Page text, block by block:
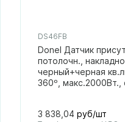
DS46FB
Donel Датчик
потолочн.,
черный+черная
360º, макс.2000Вт.,
3 838,04 руб/шт